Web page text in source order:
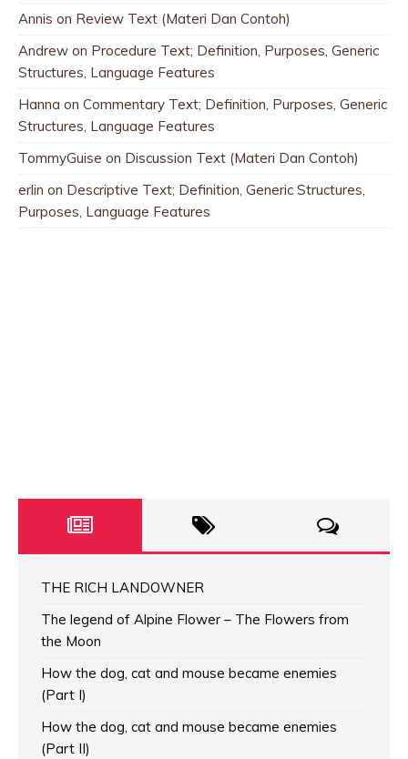
Annis on Review Text (Materi Dan Contoh)
Andrew on Procedure Text; Definition, Purposes, Generic
Structures, Language Features
Hanna on Commentary Text; Definition, Purposes, Generic
Structures, Language Features
TommyGuise on Discussion Text (Materi Dan Contoh)
erlin on Descriptive Text; Definition, Generic Structures,
Purposes, Language Features
THE RICH LANDOWNER
The legend of Alpine Flower – The Flowers from
the Moon
How the dog, cat and mouse became enemies
(Part I)
How the dog, cat and mouse became enemies
(Part II)